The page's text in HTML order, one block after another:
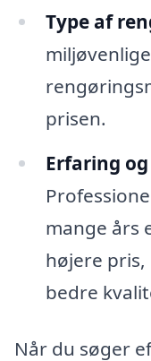
Type af
prisen.
Erfaring
mange års
højere pris,
bedre
Når du søger